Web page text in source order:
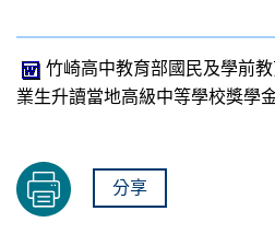
竹崎高中教育部國民及學前
業生升讀當地高級中等學校獎學
分享